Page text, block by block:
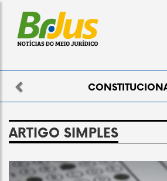
Previous
ARTIGO SIMPLES